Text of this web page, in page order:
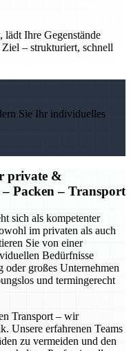
Ihre Gegenstände
– strukturiert, schnell
Sie Ihr individuelles
private &
Packen – Transport
sich als kompetenter
im privaten als auch
Sie von einer
Bedürfnisse
oder großes Unternehmen
und termingerecht
Transport – wir
Unsere erfahrenen Teams
zu vermeiden und den